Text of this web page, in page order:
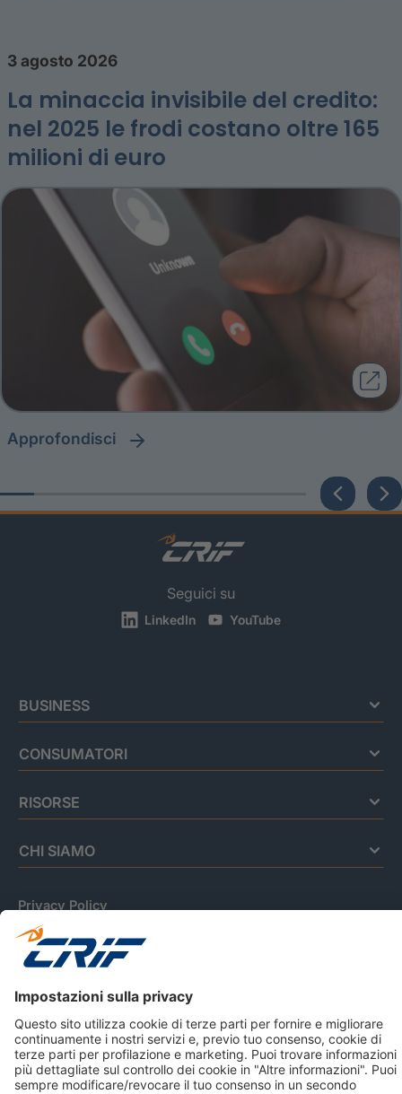
3 agosto 2026
La minaccia invisibile del credito:
nel 2025 le frodi costano oltre 165
milioni di euro
approfondisci
Seguici su
LinkedIn YouTube
BUSINESS
CONSUMATORI
RISORSE
CHI SIAMO
Privacy Policy
Cookie Policy
Informativa Dati Personali
CRIF Business Ethics
Informativa Privacy Relativa Al Sistema Di Informazioni
Creditizie